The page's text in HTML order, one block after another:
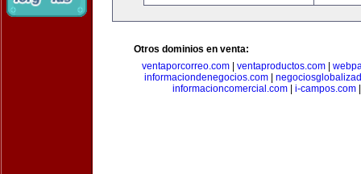
Otros dominios en venta:
ventaporcorreo.com
ventaproductos.com
informaciondenegocios.com|
informacioncomercial.com| i-campos.com